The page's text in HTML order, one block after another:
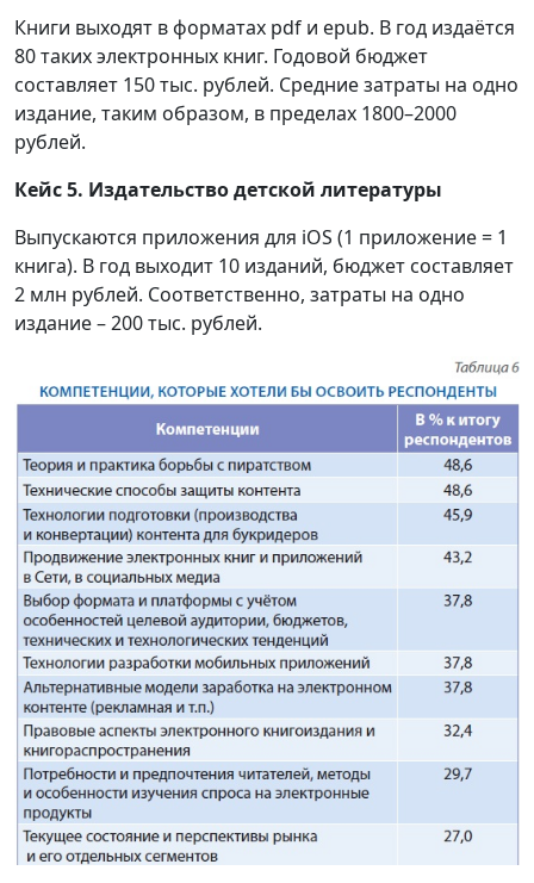
Книги выходят в форматах pdf и epub. В год издаётся
80 таких электронных книг. Годовой бюджет
составляет 150 тыс. рублей. Средние затраты на одно
издание, таким образом, в пределах 1800–2000
рублей.
Кейс 5. Издательство детской литературы
Выпускаются приложения для iOS (1 приложение = 1
книга). В год выходит 10 изданий, бюджет составляет
2 млн рублей. Соответственно, затраты на одно
издание – 200 тыс. рублей.